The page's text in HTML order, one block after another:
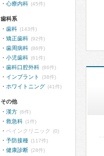
心療内科 (45件)
歯科系
歯科 (143件)
矯正歯科 (92件)
歯周病科 (86件)
小児歯科 (61件)
歯科口腔外科 (86件)
インプラント (38件)
ホワイトニング (41件)
その他
漢方 (6件)
救急科 (1件)
ペインクリニック (0)
予防接種 (117件)
健康診断 (28件)